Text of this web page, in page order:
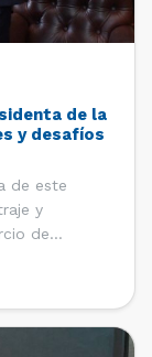
de la
y desafíos
de este
y
de
general de
encuentro […]